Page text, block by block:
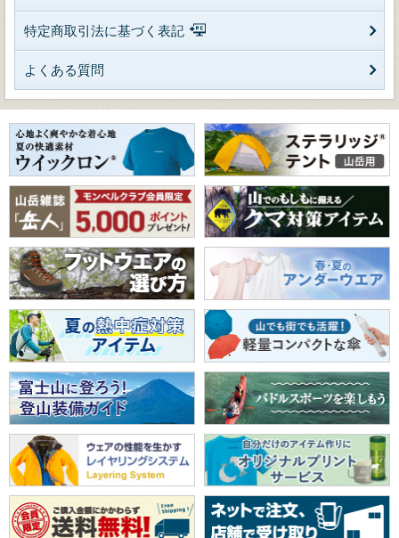
特定商取引法に基づく表記
よくある質問